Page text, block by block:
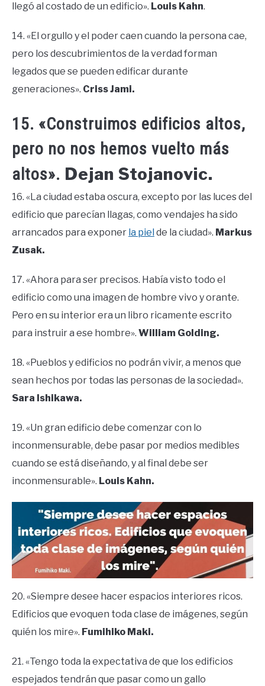
llegó al costado de un edificio». Louis Kahn.
14. «El orgullo y el poder caen cuando la persona cae,
pero los descubrimientos de la verdad forman
legados que se pueden edificar durante
generaciones». Criss Jami.
15. «Construimos edificios altos,
pero no nos hemos vuelto más
altos». Dejan Stojanovic.
16. «La ciudad estaba oscura, excepto por las luces del
edificio que parecían llagas, como vendajes ha sido
arrancados para exponer la piel de la ciudad». Markus
Zusak.
17. «Ahora para ser precisos. Había visto todo el
edificio como una imagen de hombre vivo y orante.
Pero en su interior era un libro ricamente escrito
para instruir a ese hombre». William Golding.
18. «Pueblos y edificios no podrán vivir, a menos que
sean hechos por todas las personas de la sociedad».
Sara Ishikawa.
19. «Un gran edificio debe comenzar con lo
inconmensurable, debe pasar por medios medibles
cuando se está diseñando, y al final debe ser
inconmensurable». Louis Kahn.
20. «Siempre desee hacer espacios interiores ricos.
Edificios que evoquen toda clase de imágenes, según
quién los mire». Fumihiko Maki.
21. «Tengo toda la expectativa de que los edificios
espejados tendrán que pasar como un gallo